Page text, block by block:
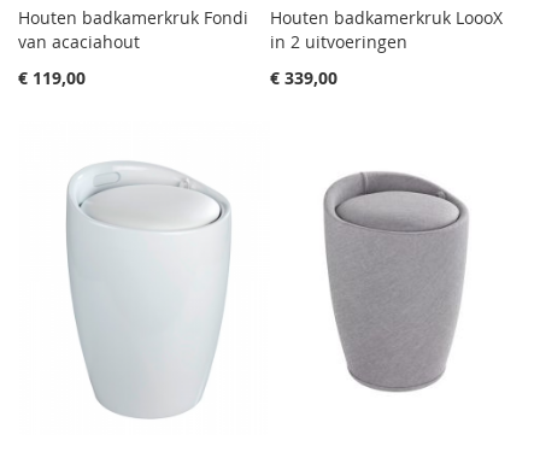
Houten badkamerkruk Fondi
van acaciahout
€ 119,00
Houten badkamerkruk LoooX
in 2 uitvoeringen
€ 339,00